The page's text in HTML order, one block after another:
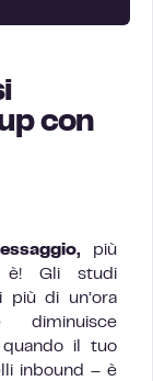
con
più
è! Gli studi
più di un’ora
quando il tuo
inbound – è